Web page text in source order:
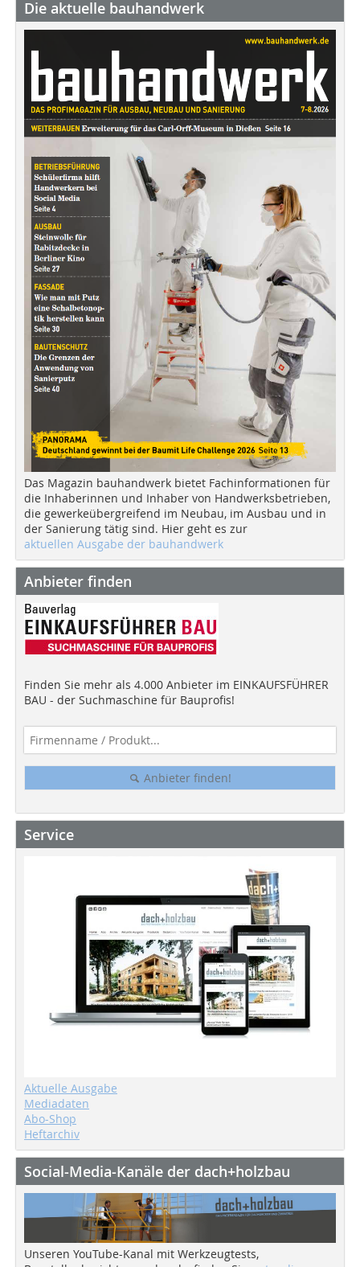
Die aktuelle bauhandwerk
Das Magazin bauhandwerk bietet Fachinformationen für
die Inhaberinnen und Inhaber von Handwerksbetrieben,
die gewerkeübergreifend im Neubau, im Ausbau und in
der Sanierung tätig sind. Hier geht es zur
aktuellen Ausgabe der bauhandwerk
Anbieter finden
Finden Sie mehr als 4.000 Anbieter im EINKAUFSFÜHRER
BAU - der Suchmaschine für Bauprofis!
Anbieter finden!
Service
Aktuelle Ausgabe
Mediadaten
Abo-Shop
Heftarchiv
Social-Media-Kanäle der dach+holzbau
Unseren YouTube-Kanal mit Werkzeugtests,